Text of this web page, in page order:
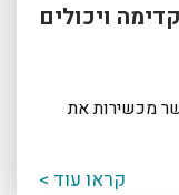
ויכולים
מכשירות את
קראו עוד >